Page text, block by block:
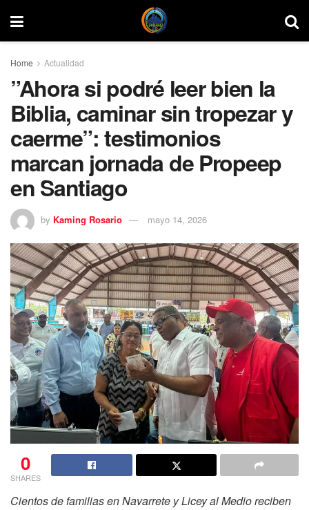
Home Actualidad
”Ahora si podré leer bien la
Biblia, caminar sin tropezar y
caerme”: testimonios
marcan jornada de Propeep
en Santiago
by Kaming Rosario mayo 14, 2026
0
SHARES
Cientos de familias en Navarrete y Licey al Medio reciben